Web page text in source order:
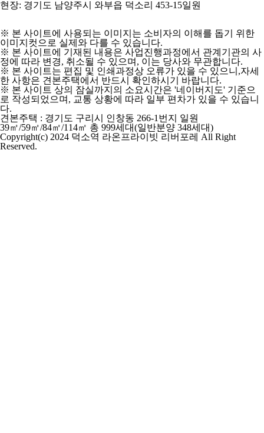
현장: 경기도 남양주시 와부읍 덕소리 453-15일원
※ 본 사이트에 사용되는 이미지는 소비자의 이해를 돕기 위한
이미지컷으로 실제와 다를 수 있습니다.
※ 본 사이트에 기재된 내용은 사업진행과정에서 관계기관의 사
정에 따라 변경, 취소될 수 있으며, 이는 당사와 무관합니다.
※ 본 사이트는 편집 및 인쇄과정상 오류가 있을 수 있으니,자세
한 사항은 견본주택에서 반드시 확인하시기 바랍니다.
※ 본 사이트 상의 잠실까지의 소요시간은 '네이버지도' 기준으
로 작성되었으며, 교통 상황에 따라 일부 편차가 있을 수 있습니
다.
견본주택 : 경기도 구리시 인창동 266-1번지 일원
39㎡/59㎡/84㎡/114㎡ 총 999세대(일반분양 348세대)
Copyright(c) 2024 덕소역 라온프라이빗 리버포레 All Right
Reserved.